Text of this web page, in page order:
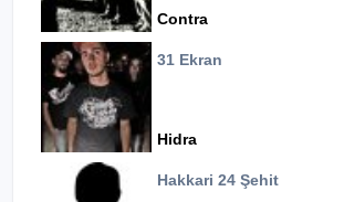
Contra
31 Ekran
Hidra
Hakkari 24 Şehit